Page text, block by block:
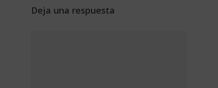
Deja una respuesta